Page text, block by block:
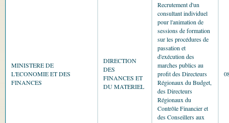
MINISTERE DE
L'ECONOMIE ET DES
FINANCES
DIRECTION
DES
FINANCES ET
DU MATERIEL
Recrutement d'un
consultant individuel
pour l'animation de
sessions de formation
sur les procédures de
passation et
d'exécution des
marches publics au
profit des Directeurs
Régionaux du Budget,
des Directeurs
Régionaux du
Contrôle Financier et
des Conseillers aux